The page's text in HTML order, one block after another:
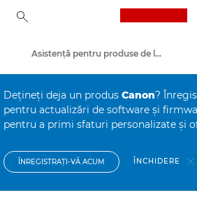
Asistenţă pentru produse de larg consum
Deţineţi deja un produs Canon?
pentru actualizări de software şi
pentru a primi sfaturi personalizate şi
ÎNREGISTRAŢI-VĂ ACUM ÎNCHIDERE